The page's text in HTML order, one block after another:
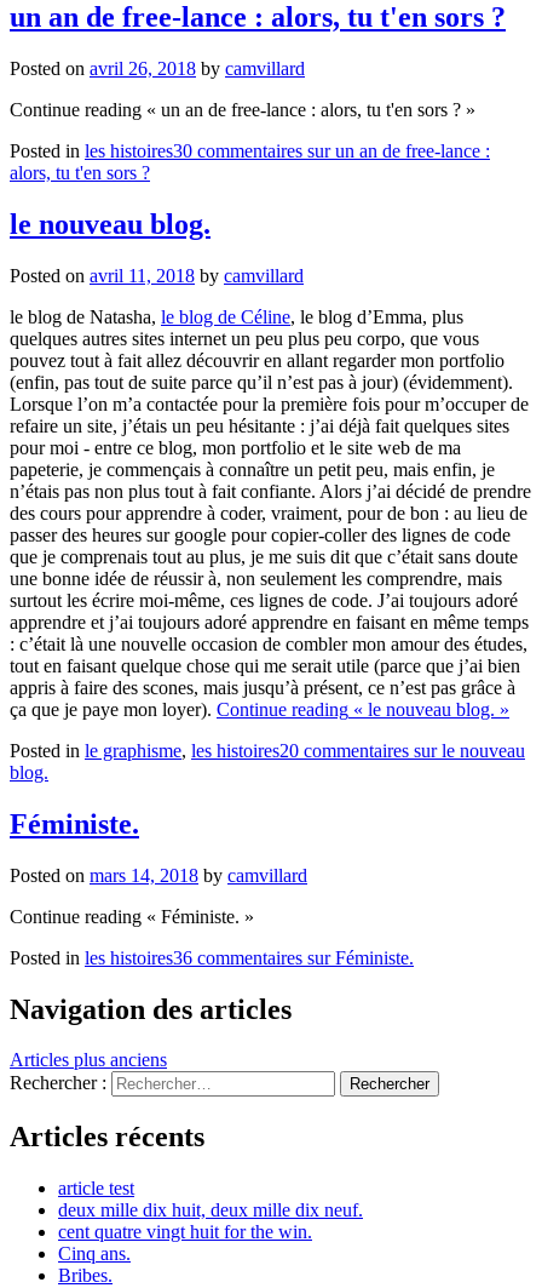
un an de free-lance : alors, tu t'en sors ?
Posted on avril 26, 2018 by camvillard
Continue reading « un an de free-lance : alors, tu t'en sors ? »
Posted in les histoires30 commentaires sur un an de free-lance :
alors, tu t'en sors ?
le nouveau blog.
Posted on avril 11, 2018 by camvillard
le blog de Natasha, le blog de Céline, le blog d’Emma, plus
quelques autres sites internet un peu plus peu corpo, que vous
pouvez tout à fait allez découvrir en allant regarder mon portfolio
(enfin, pas tout de suite parce qu’il n’est pas à jour) (évidemment).
Lorsque l’on m’a contactée pour la première fois pour m’occuper de
refaire un site, j’étais un peu hésitante : j’ai déjà fait quelques sites
pour moi - entre ce blog, mon portfolio et le site web de ma
papeterie, je commençais à connaître un petit peu, mais enfin, je
n’étais pas non plus tout à fait confiante. Alors j’ai décidé de prendre
des cours pour apprendre à coder, vraiment, pour de bon : au lieu de
passer des heures sur google pour copier-coller des lignes de code
que je comprenais tout au plus, je me suis dit que c’était sans doute
une bonne idée de réussir à, non seulement les comprendre, mais
surtout les écrire moi-même, ces lignes de code. J’ai toujours adoré
apprendre et j’ai toujours adoré apprendre en faisant en même temps
: c’était là une nouvelle occasion de combler mon amour des études,
tout en faisant quelque chose qui me serait utile (parce que j’ai bien
appris à faire des scones, mais jusqu’à présent, ce n’est pas grâce à
ça que je paye mon loyer). Continue reading « le nouveau blog. »
Posted in le graphisme, les histoires20 commentaires sur le nouveau
blog.
Féministe.
Posted on mars 14, 2018 by camvillard
Continue reading « Féministe. »
Posted in les histoires36 commentaires sur Féministe.
Navigation des articles
Articles plus anciens
Rechercher :
Articles récents
article test
deux mille dix huit, deux mille dix neuf.
cent quatre vingt huit for the win.
Cinq ans.
Bribes.